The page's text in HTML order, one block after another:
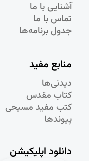
آشنایی با ما
تماس با ما
جدول برنامه‌ها
منابع مفید
دیدنی‌ها
کتاب مقدس
کتب مفید مسیحی
پیوندها
دانلود اپلیکیشن